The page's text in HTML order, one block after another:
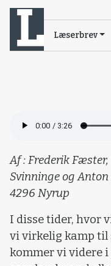
Læserbrev
Af : Frederik
Svinninge og Anton
4296 Nyrup
I disse tider, hvor
vi virkelig kamp til
kommer vi videre